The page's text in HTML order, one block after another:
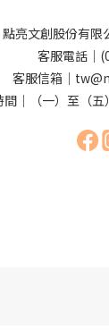
點亮文創股份有限
客服電話｜
客服信箱｜
間｜（一）至（